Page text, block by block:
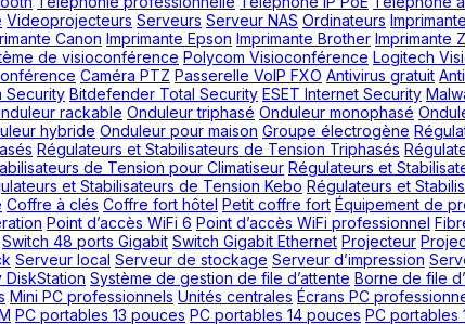
Videoprojecteurs Serveurs Serveur NAS Ordinateurs
Canon Imprimante Epson Imprimante Brother Imprimante
de visioconférence Polycom Visioconférence Logitech
Caméra PTZ Passerelle VoIP FXO Antivirus gratuit
Security Bitdefender Total Security ESET Internet Security
rackable Onduleur triphasé Onduleur monophasé
hybride Onduleur pour maison Groupe électrogène
Régulateurs et Stabilisateurs de Tension Triphasés
de Tension pour Climatiseur Régulateurs et
et Stabilisateurs de Tension Kebo Régulateurs et
Coffre à clés Coffre fort hôtel Petit coffre fort Équipement de
Point d’accès WiFi 6 Point d’accès WiFi professionnel
Switch 48 ports Gigabit Switch Gigabit Ethernet Projecteur
Serveur local Serveur de stockage Serveur d’impression
Système de gestion de file d’attente Borne de file
Mini PC professionnels Unités centrales Écrans PC
PC portables 13 pouces PC portables 14 pouces PC portables